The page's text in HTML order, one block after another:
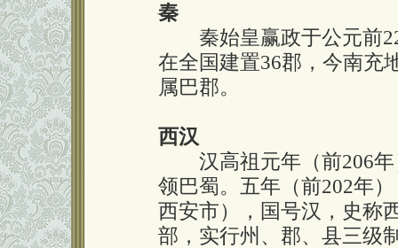
秦
秦始皇赢政于公元前
在全国建置36郡，今南充
属巴郡。
西汉
汉高祖元年（前206年
领巴蜀。五年（前202年
西安市），国号汉，史称
部，实行州、郡、县三级